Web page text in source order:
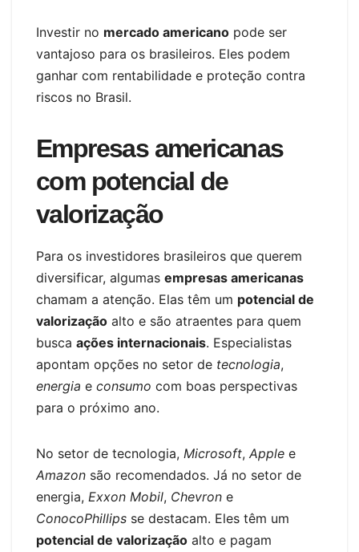
Investir no mercado americano pode ser
vantajoso para os brasileiros. Eles podem
ganhar com rentabilidade e proteção contra
riscos no Brasil.
Empresas americanas
com potencial de
valorização
Para os investidores brasileiros que querem
diversificar, algumas empresas americanas
chamam a atenção. Elas têm um potencial de
valorização alto e são atraentes para quem
busca ações internacionais. Especialistas
apontam opções no setor de tecnologia,
energia e consumo com boas perspectivas
para o próximo ano.
No setor de tecnologia, Microsoft, Apple e
Amazon são recomendados. Já no setor de
energia, Exxon Mobil, Chevron e
ConocoPhillips se destacam. Eles têm um
potencial de valorização alto e pagam